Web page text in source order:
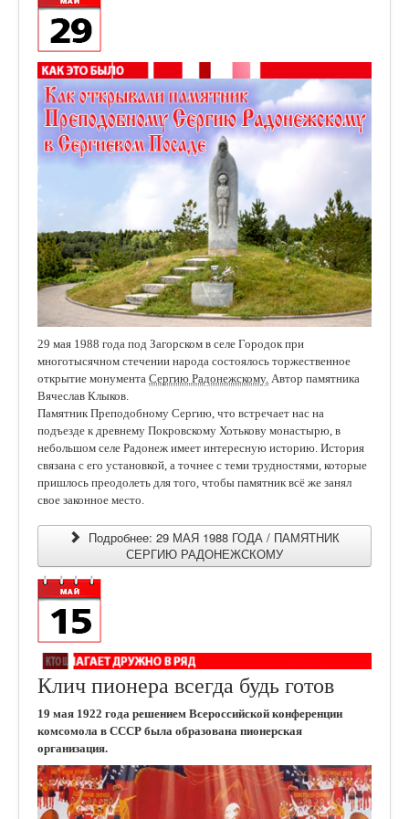
29 мая 1988 года под Загорском в селе Городок при
многотысячном стечении народа состоялось торжественное
открытие монумента Сергию Радонежскому. Автор памятника
Вячеслав Клыков.
Памятник Преподобному Сергию, что встречает нас на
подъезде к древнему Покровскому Хотькову монастырю, в
небольшом селе Радонеж имеет интересную историю. История
связана с его установкой, а точнее с теми трудностями, которые
пришлось преодолеть для того, чтобы памятник всё же занял
свое законное место.
Подробнее: 29 МАЯ 1988 ГОДА / ПАМЯТНИК
СЕРГИЮ РАДОНЕЖСКОМУ
Клич пионера всегда будь готов
19 мая 1922 года решением Всероссийской конференции
комсомола в СССР была образована пионерская
организация.